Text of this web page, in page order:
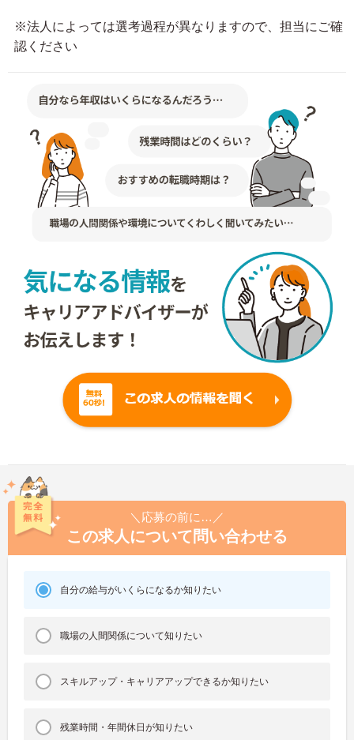
※法人によっては選考過程が異なりますので、担当にご確
認ください
＼応募の前に…／
この求人について問い合わせる
自分の給与がいくらになるか知りたい
職場の人間関係について知りたい
スキルアップ・キャリアアップできるか知りたい
残業時間・年間休日が知りたい